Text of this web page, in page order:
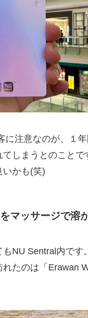
に注意なのが、１
しまうとのことで
いかも(笑)
マッサージで溶
NU Sentral内です
たのは「Erawan